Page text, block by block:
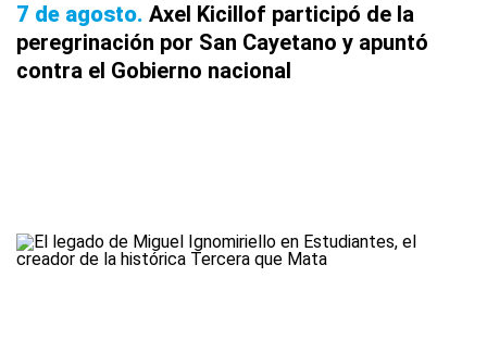
7 de agosto Axel Kicillof participó de la
peregrinación por San Cayetano y apuntó
contra el Gobierno nacional